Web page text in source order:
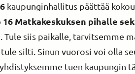
kaupunginhallitus päättää
Matkakeskuksen pihalle
Tule siis paikalle, tarvitsemme
silti. Sinun vuorosi voi olla
tuen